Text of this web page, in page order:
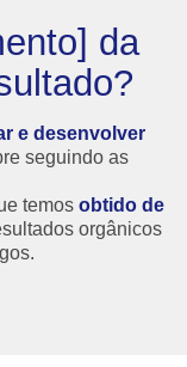
da
e desenvolver
seguindo as
temos obtido de
orgânicos